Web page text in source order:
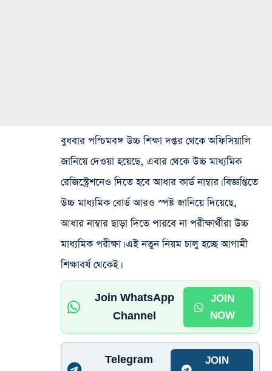
বুধবার পশ্চিমবঙ্গ উচ্চ শিক্ষা দপ্তর থেকে অফিসিয়ালি
জানিয়ে দেওয়া হয়েছে, এবার থেকে উচ্চ মাধ্যমিক
রেজিস্ট্রেশনেও দিতে হবে আধার কার্ড নাম্বার। বিজ্ঞপ্তিতে
উচ্চ মাধ্যমিক বোর্ড আরও স্পষ্ট জানিয়ে দিয়েছে,
আধার নাম্বার ছাড়া দিতে পারবে না পরীক্ষার্থীরা উচ্চ
মাধ্যমিক পরীক্ষা। এই নতুন নিয়ম চালু হচ্ছে আগামী
শিক্ষাবর্ষ থেকেই।
Join WhatsApp
Channel
JOIN
NOW
Telegram
JOIN